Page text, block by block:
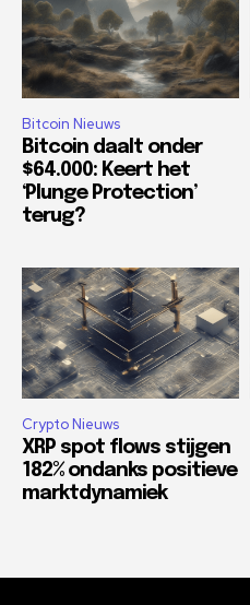
Bitcoin Nieuws
Bitcoin daalt onder
$64.000: Keert het
‘Plunge Protection’
terug?
Crypto Nieuws
XRP spot flows stijgen
182% ondanks positieve
marktdynamiek